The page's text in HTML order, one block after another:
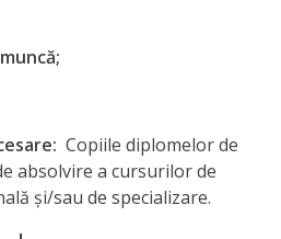
Copiile diplomelor de
absolvire a cursurilor de
şi/sau de specializare.